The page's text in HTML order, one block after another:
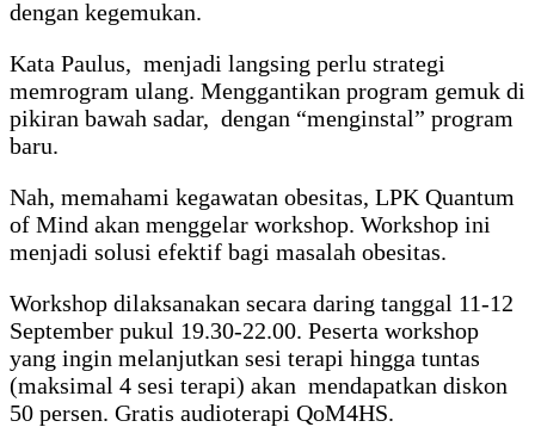
dengan kegemukan.
Kata Paulus, menjadi langsing perlu strategi
memrogram ulang. Menggantikan program gemuk di
pikiran bawah sadar, dengan “menginstal” program
baru.
Nah, memahami kegawatan obesitas, LPK Quantum
of Mind akan menggelar workshop. Workshop ini
menjadi solusi efektif bagi masalah obesitas.
Workshop dilaksanakan secara daring tanggal 11-12
September pukul 19.30-22.00. Peserta workshop
yang ingin melanjutkan sesi terapi hingga tuntas
(maksimal 4 sesi terapi) akan mendapatkan diskon
50 persen. Gratis audioterapi QoM4HS.